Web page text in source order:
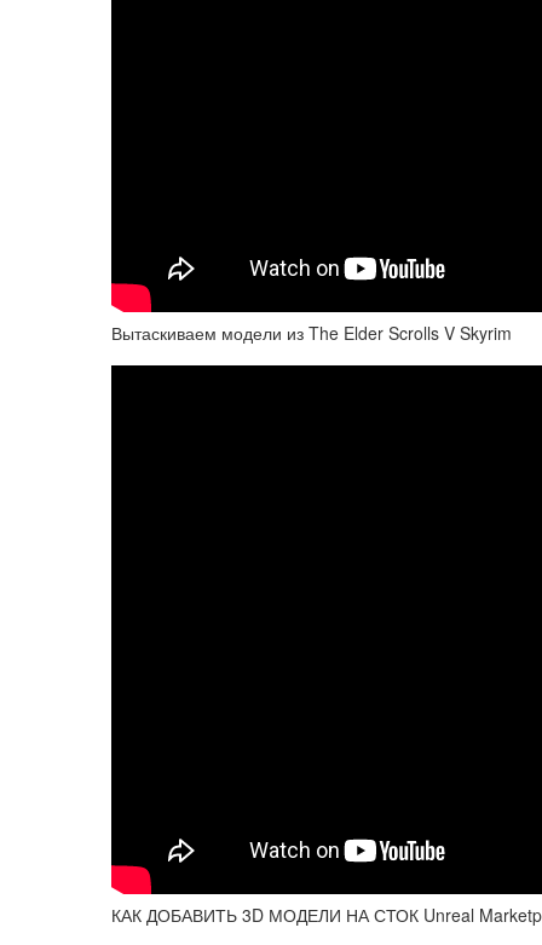
Вытаскиваем модели из The Elder Scrolls V Skyrim
КАК ДОБАВИТЬ 3D МОДЕЛИ НА СТОК Unreal